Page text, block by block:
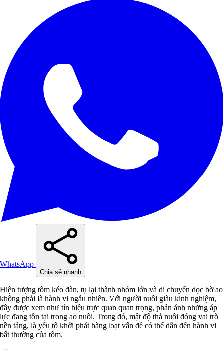
WhatsApp
Chia sẻ nhanh
Hiện tượng tôm kéo đàn, tụ lại thành nhóm lớn và di chuyển dọc bờ ao
không phải là hành vi ngẫu nhiên. Với người nuôi giàu kinh nghiệm,
đây được xem như tín hiệu trực quan quan trọng, phản ánh những áp
lực đang tồn tại trong ao nuôi. Trong đó, mật độ thả nuôi đóng vai trò
nền tảng, là yếu tố khởi phát hàng loạt vấn đề có thể dẫn đến hành vi
bất thường của tôm.